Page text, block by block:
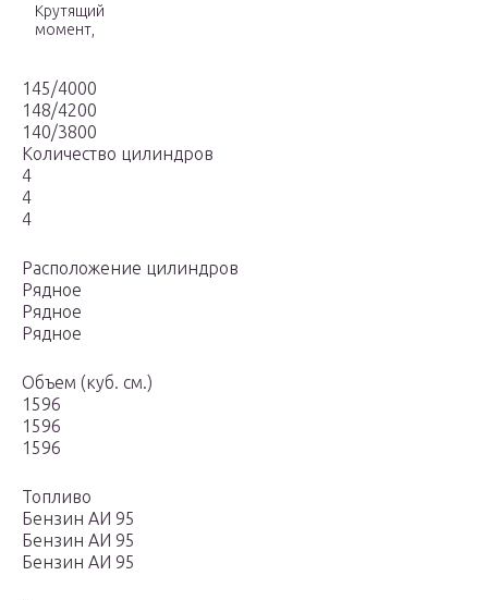
Крутящий
момент,
145/4000
148/4200
140/3800
Количество цилиндров
4
4
4
Расположение цилиндров
Рядное
Рядное
Рядное
Объем (куб. см.)
1596
1596
1596
Топливо
Бензин АИ 95
Бензин АИ 95
Бензин АИ 95